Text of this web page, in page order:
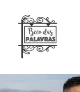
Beco das
Palavras